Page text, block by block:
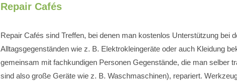
Repair Cafés
Repair Cafés sind Treffen, bei denen man kostenlos Unterstützung bei
Alltagsgegenständen wie z. B. Elektrokleingeräte oder auch Kleidung
gemeinsam mit fachkundigen Personen Gegenstände, die man selber
sind also große Geräte wie z. B. Waschmaschinen), repariert.